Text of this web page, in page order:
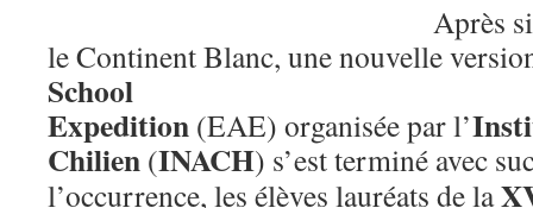
Après
le Continent Blanc, une nouvelle
School
Expedition (EAE) organisée par l’
Chilien (INACH) s’est terminé avec
l’occurrence, les élèves lauréats de la